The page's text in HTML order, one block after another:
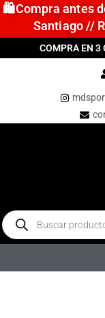
🛍️Compra antes
Santiago //
COMPRA EN 3